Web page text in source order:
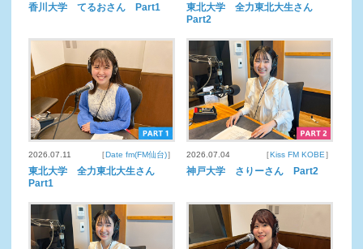
香川大学 てるおさん Part1
東北大学 全力東北大生さん
Part2
2026.07.11 ［Date fm(FM仙台)］
東北大学 全力東北大生さん
Part1
2026.07.04 ［Kiss FM KOBE］
神戸大学 さりーさん Part2